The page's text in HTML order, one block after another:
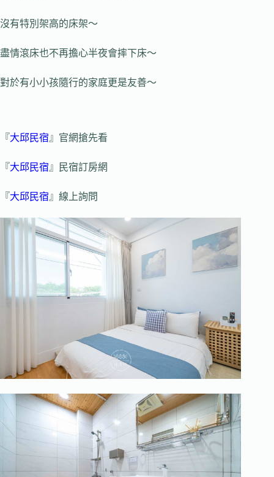
沒有特別架高的床架～
盡情滾床也不再擔心半夜會摔下床～
對於有小小孩隨行的家庭更是友善～
『大邱民宿 』官網搶先看
『大邱民宿 』民宿訂房網
『大邱民宿 』線上詢問